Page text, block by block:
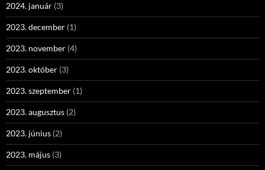
2024. január (3)
2023. december (1)
2023. november (4)
2023. október (3)
2023. szeptember (1)
2023. augusztus (2)
2023. június (2)
2023. május (3)